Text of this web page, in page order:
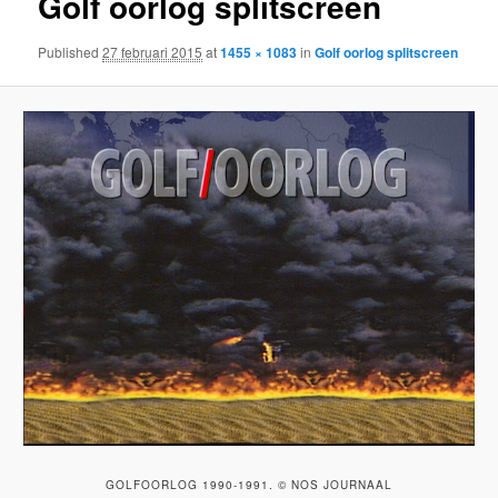
Published27 februari 2015 at1455 × 1083inGolf oorlog splitscreen
GOLFOORLOG 1990-1991. © NOS JOURNAAL